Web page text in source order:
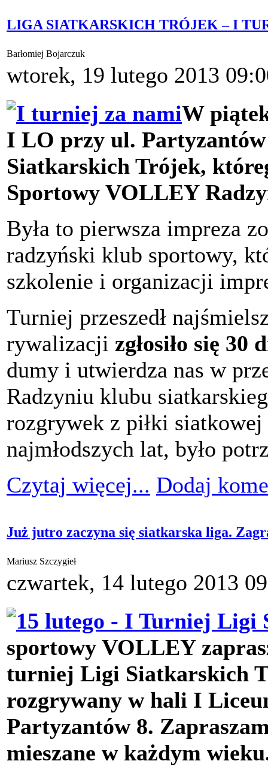
LIGA SIATKARSKICH TRÓJEK – I
Barłomiej Bojarczuk
wtorek, 19 lutego 2013
W
I LO przy ul.
Siatkarskich Trójek,
Sportowy VOLLEY
Była to pierwsza impreza
radzyński klub sportowy,
szkolenie i organizacji
Turniej przeszedł
rywalizacji zgłosiło się 30
dumy i utwierdza nas w
Radzyniu klubu
rozgrywek z piłki
najmłodszych lat, było
Czytaj więcej... Dodaj
Już jutro zaczyna się siatkarska liga.
Mariusz Szczygieł
czwartek, 14 lutego 2013
sportowy VOLLEY
turniej Ligi Siatkarskich
rozgrywany w hali I
Partyzantów 8.
mieszane w każdym